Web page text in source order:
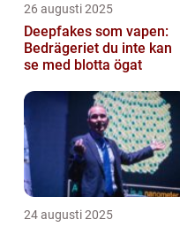
26 augusti 2025
Deepfakes som vapen:
Bedrägeriet du inte kan
se med blotta ögat
24 augusti 2025